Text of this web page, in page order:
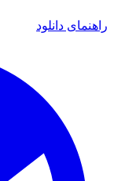
دانلود